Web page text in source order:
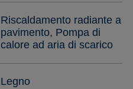
Riscaldamento radiante a
pavimento, Pompa di
calore ad aria di scarico
Legno